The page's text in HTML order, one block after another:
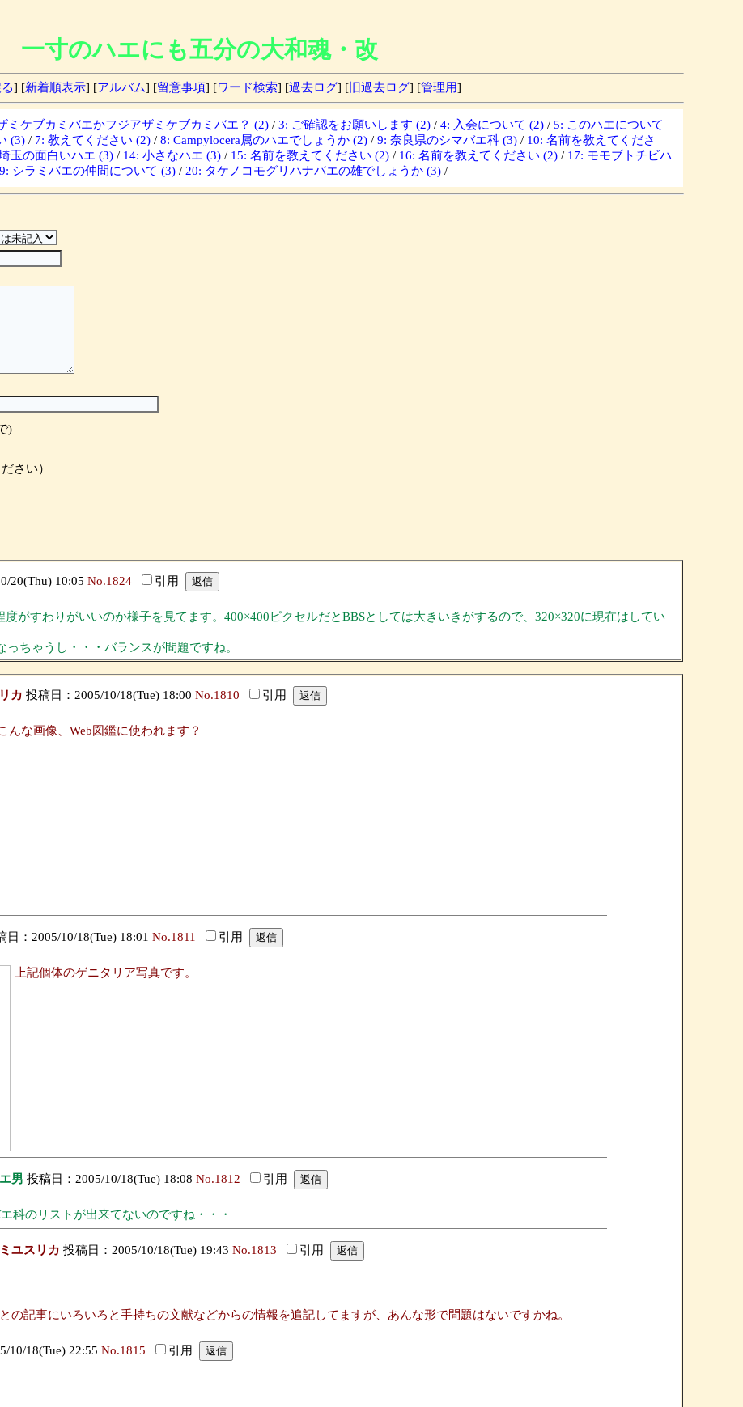
一寸のハエにも五分の大和魂・改
] [新着順表示] [アルバム] [留意事項] [ワード検索] [過去ログ] [ 旧過去ログ] [管理用]
ミケブカミバエかフジアザミケブカミバエ？ (2) / 3: ご確認をお願いします (2) / 4: 入会について (2) / 5: このハエについて
(3) / 7: 教えてください (2) / 8: Campylocera属のハエでしょうか (2) / 9: 奈良県のシマバエ科 (3) / 10: 名前を教えてくださ
玉の面白いハエ (3) / 14: 小さなハエ (3) / 15: 名前を教えてください (2) / 16: 名前を教えてください (2) / 17: モモブトチビハ
シラミバエの仲間について (3) / 20: タケノコモグリハナバエの雄でしょうか (3) /
)
さい）
20(Thu) 10:05 No.1824 引用
がすわりがいいのか様子を見てます。400×400ピクセルだとBBSとしては大きいきがするので、320×320に現在はしてい
ちゃうし・・・バランスが問題ですね。
カ 投稿日：2005/10/18(Tue) 18:00 No.1810 引用
んな画像、Web図鑑に使われます？
日：2005/10/18(Tue) 18:01 No.1811 引用
上記個体のゲニタリア写真です。
男 投稿日：2005/10/18(Tue) 18:08 No.1812 引用
科のリストが出来てないのですね・・・
ユスリカ 投稿日：2005/10/18(Tue) 19:43 No.1813 引用
の記事にいろいろと手持ちの文献などからの情報を追記してますが、あんな形で問題はないですかね。
10/18(Tue) 22:55 No.1815 引用